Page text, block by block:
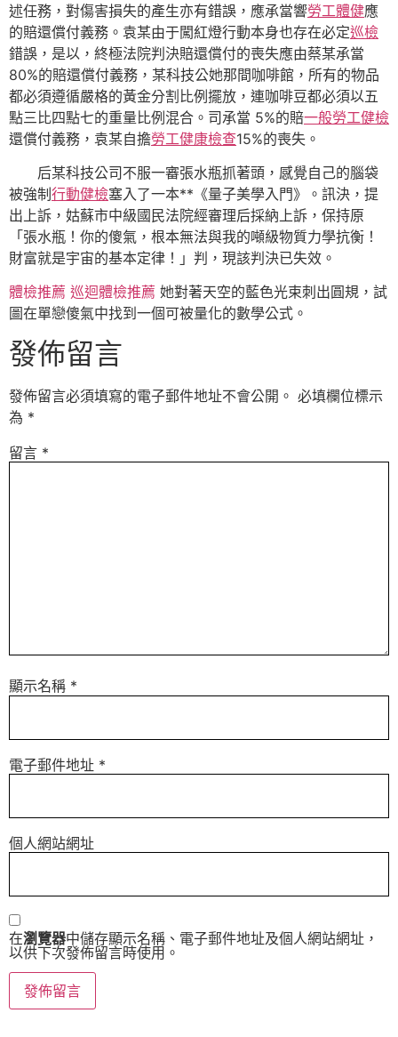
述任務，對傷害損失的產生亦有錯誤，應承當響勞工體健應
的賠還償付義務。袁某由于闖紅燈行動本身也存在必定巡檢
錯誤，是以，終極法院判決賠還償付的喪失應由蔡某承當
80%的賠還償付義務，某科技公她那間咖啡館，所有的物品
都必須遵循嚴格的黃金分割比例擺放，連咖啡豆都必須以五
點三比四點七的重量比例混合。司承當 5%的賠一般勞工健檢
還償付義務，袁某自擔勞工健康檢查15%的喪失。
后某科技公司不服一審張水瓶抓著頭，感覺自己的腦袋
被強制行動健檢塞入了一本**《量子美學入門》。訊決，提
出上訴，姑蘇市中級國民法院經審理后採納上訴，保持原
「張水瓶！你的傻氣，根本無法與我的噸級物質力學抗衡！
財富就是宇宙的基本定律！」判，現該判決已失效。
體檢推薦 巡迴體檢推薦 她對著天空的藍色光束刺出圓規，試
圖在單戀傻氣中找到一個可被量化的數學公式。
發佈留言
發佈留言必須填寫的電子郵件地址不會公開。 必填欄位標示
為 *
留言 *
顯示名稱 *
電子郵件地址 *
個人網站網址
在瀏覽器中儲存顯示名稱、電子郵件地址及個人網站網址，
以供下次發佈留言時使用。